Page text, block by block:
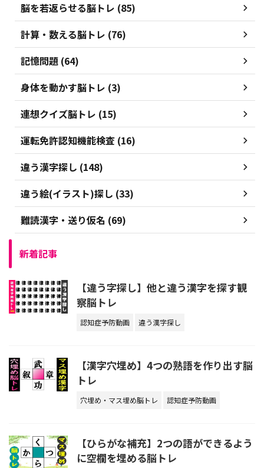
脳を若返らせる脳トレ (85)
計算・数える脳トレ (76)
記憶問題 (64)
身体を動かす脳トレ (3)
連想クイズ脳トレ (15)
運転免許認知機能検査 (16)
違う漢字探し (148)
違う絵(イラスト)探し (33)
難読漢字・送り仮名 (69)
新着記事
【違う字探し】他と違う漢字を探す観
察脳トレ
認知症予防動画 違う漢字探し
【漢字穴埋め】4つの熟語を作り出す脳
トレ
穴埋め・マス埋め脳トレ 認知症予防動画
【ひらがな補充】2つの語ができるよう
に空欄を埋める脳トレ